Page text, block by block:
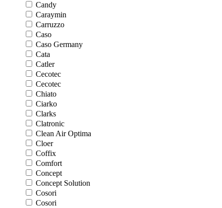
Candy
Caraymin
Carruzzo
Caso
Caso Germany
Cata
Catler
Cecotec
Cecotec
Chiato
Ciarko
Clarks
Clatronic
Clean Air Optima
Cloer
Coffix
Comfort
Concept
Concept Solution
Cosori
Cosori